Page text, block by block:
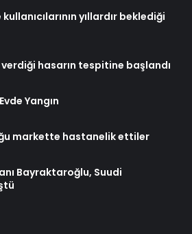
yıllardır beklediği
hasarın tespitine başlandı
Yangın
markette hastanelik ettiler
Bayraktaroğlu, Suudi